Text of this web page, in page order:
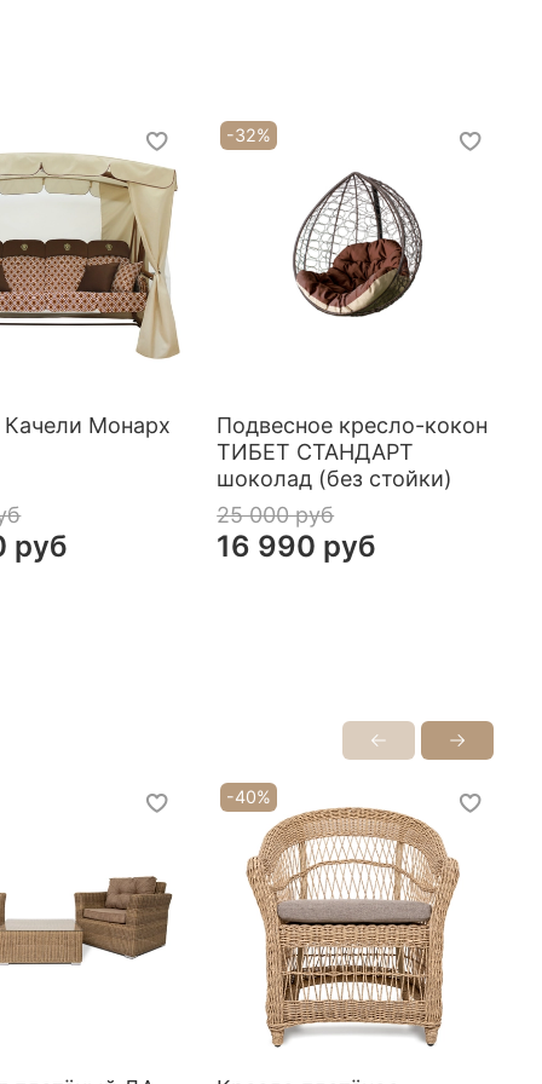
Монарх
руб
-32%
Подвесное кресло-кокон
ТИБЕТ СТАНДАРТ
шоколад (без стойки)
25 000 руб
16 990 руб
-40%